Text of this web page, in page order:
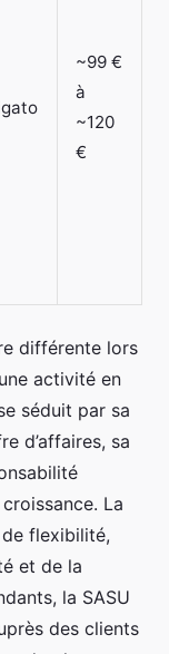
~99 €
à
~120
€
différente lors
activité en
séduit par sa
d’affaires, sa
La
flexibilité,
et de la
la SASU
des clients